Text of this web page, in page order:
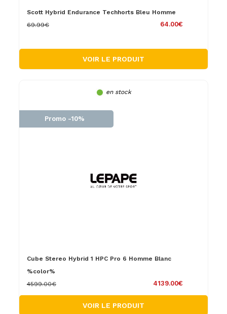
Scott Hybrid Endurance Techhorts Bleu Homme
64.00€
69.99€
VOIR LE PRODUIT
en stock
Promo -10%
Cube Stereo Hybrid 1 HPC Pro 6 Homme Blanc
%color%
4139.00€
4599.00€
VOIR LE PRODUIT